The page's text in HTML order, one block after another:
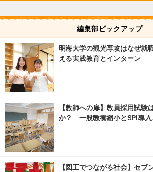
編集部ピックアップ
明海大学の観光専攻はなぜ就
える実践教育とインターン
【教師への扉】教員採用試験
か？ 一般教養縮小とSPI導入
【図工でつながる社会】セブ